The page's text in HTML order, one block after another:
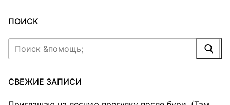
ПОИСК
Найти:
СВЕЖИЕ ЗАПИСИ